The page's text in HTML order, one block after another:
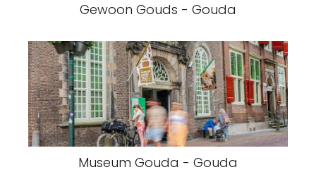
Gewoon Gouds - Gouda
Museum Gouda - Gouda